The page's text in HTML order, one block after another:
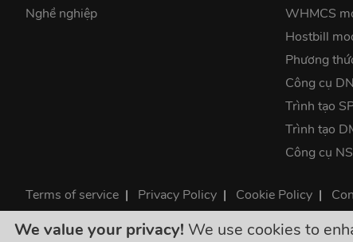
Nghề nghiệp
WHMCS
Hostbill
Phương
Công cụ
Trình tạo
Trình tạo
Công cụ
Terms of service | Privacy Policy | Cookie Policy |
©2026 ClouDNS
We value your privacy! We use cookies to